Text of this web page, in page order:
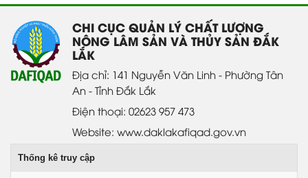
CHI CỤC QUẢN LÝ CHẤT LƯỢNG
NÔNG LÂM SẢN VÀ THỦY SẢN ĐẮK
LẮK
Địa chỉ: 141 Nguyễn Văn Linh - Phường Tân
An - Tỉnh Đắk Lắk
Điện thoại: 02623 957 473
Website: www.daklakafiqad.gov.vn
Thống kê truy cập